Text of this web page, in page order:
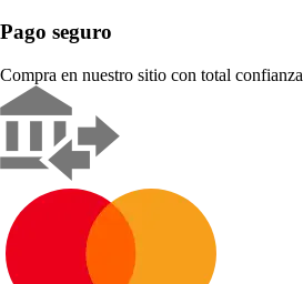
Pago seguro
Compra en nuestro sitio con total confianza